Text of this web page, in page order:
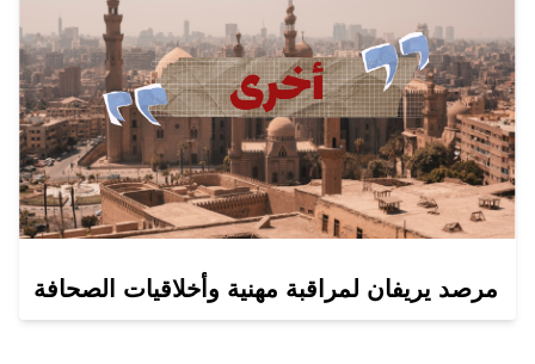
مرصد يريفان لمراقبة مهنية وأخلاقيات الصحافة